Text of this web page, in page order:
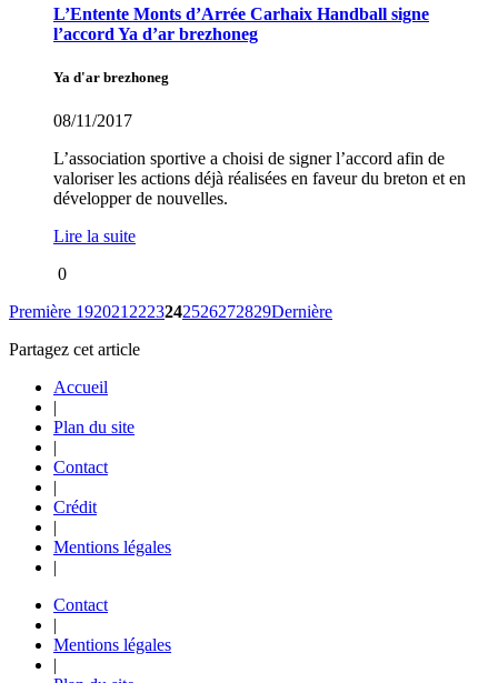
L’Entente Monts d’Arrée Carhaix Handball signe
l’accord Ya d’ar brezhoneg
Ya d'ar brezhoneg
08/11/2017
L’association sportive a choisi de signer l’accord afin de
valoriser les actions déjà réalisées en faveur du breton et en
développer de nouvelles.
Lire la suite
0
Première 192021 2223242526272829Dernière
Partagez cet article
Accueil
|
Plan du site
|
Contact
|
Crédit
|
Mentions légales
|
Contact
|
Mentions légales
|